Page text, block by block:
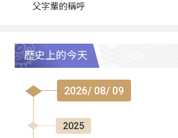
父字輩的稱呼
歷史上的今天
2026/ 08/ 09
2025